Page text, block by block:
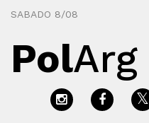
SABADO 8/08
PolArg